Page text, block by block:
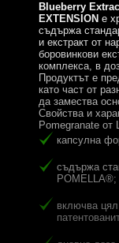
Blueberry
EXTENSION е
съдържа
и екстракт от
боровинкови
комплекса, в
Продуктът е
като част от
да замества
Свойства и
Pomegranate от
капсулна
съдържа
POMELLA®;
включва цял